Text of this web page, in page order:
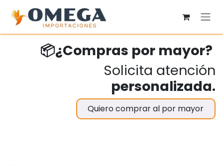
Ir al contenido
📦¿Compras por mayor?
Solicita atención
personalizada.
Quiero comprar al por mayor